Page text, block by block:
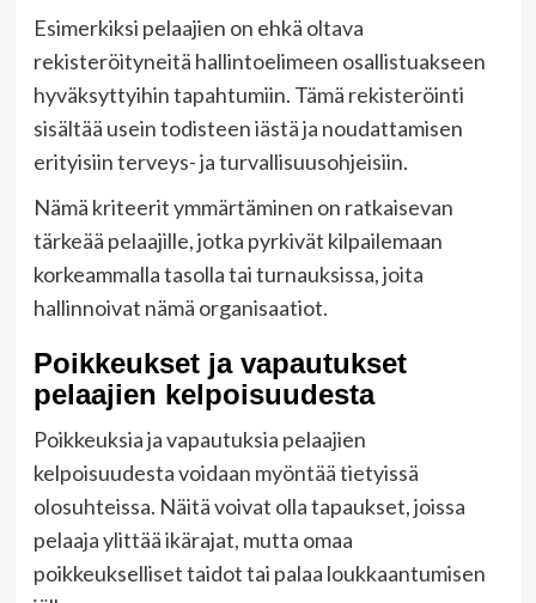
Esimerkiksi pelaajien on ehkä oltava
rekisteröityneitä hallintoelimeen osallistuakseen
hyväksyttyihin tapahtumiin. Tämä rekisteröinti
sisältää usein todisteen iästä ja noudattamisen
erityisiin terveys- ja turvallisuusohjeisiin.
Nämä kriteerit ymmärtäminen on ratkaisevan
tärkeää pelaajille, jotka pyrkivät kilpailemaan
korkeammalla tasolla tai turnauksissa, joita
hallinnoivat nämä organisaatiot.
Poikkeukset ja vapautukset
pelaajien kelpoisuudesta
Poikkeuksia ja vapautuksia pelaajien
kelpoisuudesta voidaan myöntää tietyissä
olosuhteissa. Näitä voivat olla tapaukset, joissa
pelaaja ylittää ikärajat, mutta omaa
poikkeukselliset taidot tai palaa loukkaantumisen